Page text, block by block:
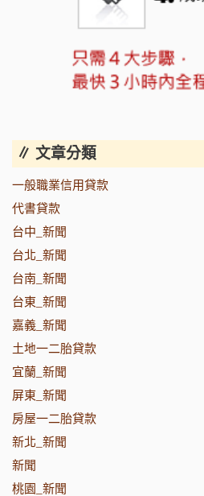
∥ 文章分類
一般職業信用貸款
代書貸款
台中_新聞
台北_新聞
台南_新聞
台東_新聞
嘉義_新聞
土地一二胎貸款
宜蘭_新聞
屏東_新聞
房屋一二胎貸款
新北_新聞
新聞
桃園_新聞